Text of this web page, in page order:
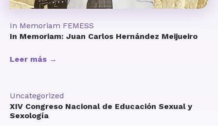
In Memoriam FEMESS
In Memoriam: Juan Carlos Hernández Meijueiro
Leer más →
Uncategorized
XIV Congreso Nacional de Educación Sexual y
Sexología